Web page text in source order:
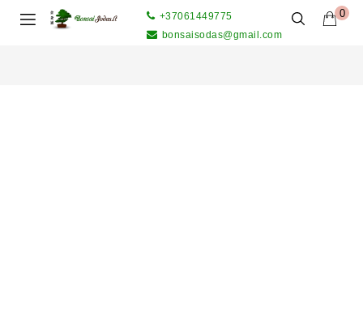
0
+37061449775
bonsaisodas@gmail.com